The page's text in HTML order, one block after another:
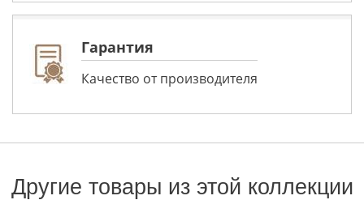
Гарантия
Качество от производителя
Другие товары из этой коллекции